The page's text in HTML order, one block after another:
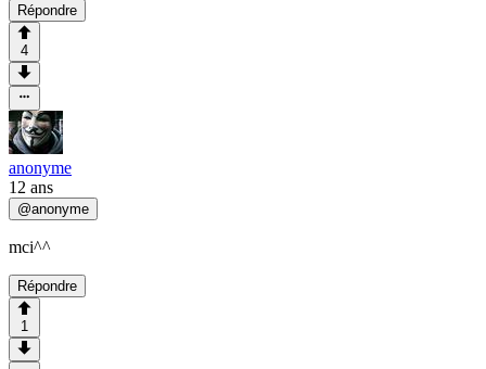
Répondre
4
anonyme
12 ans
@anonyme
mci^^
Répondre
1